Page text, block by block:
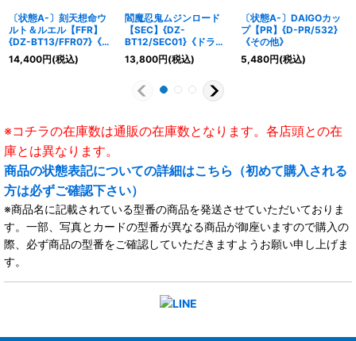
〔状態A-〕刻天想命ウ
ルト＆ルエル【FFR】
{DZ-BT13/FFR07}《ダ
ークステイツケテルサン
クチュアリ》
14,400円(税込)
閻魔忍鬼ムジンロード
【SEC】{DZ-
BT12/SEC01}《ドラゴ
ンエンパイア》
13,800円(税込)
〔状態A-〕DAIGOカッ
プ【PR】{D-PR/532}
《その他》
5,480円(税込)
※コチラの在庫数は通販の在庫数となります。各店頭との在
庫とは異なります。
商品の状態表記についての詳細はこちら（初めて購入される
方は必ずご確認下さい）
※商品名に記載されている型番の商品を発送させていただいておりま
す。一部、写真とカードの型番が異なる商品が御座いますので購入の
際、必ず商品の型番をご確認していただきますようお願い申し上げま
す。